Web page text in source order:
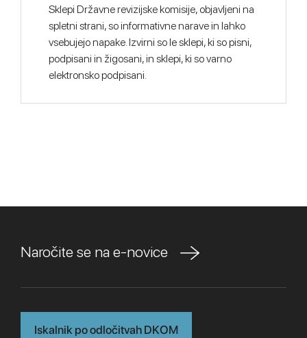
Sklepi Državne revizijske komisije, objavljeni na
spletni strani, so informativne narave in lahko
vsebujejo napake. Izvirni so le sklepi, ki so pisni,
podpisani in žigosani, in sklepi, ki so varno
elektronsko podpisani.
Naročite se na e-novice
Iskalnik po odločitvah DKOM